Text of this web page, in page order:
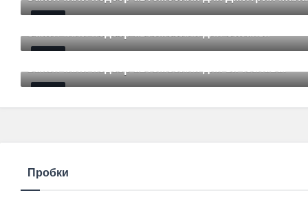
Закончили подбор автомобиля для Оксаны.
Закончили подбор автомобиля для Вячеслава.
Пробки